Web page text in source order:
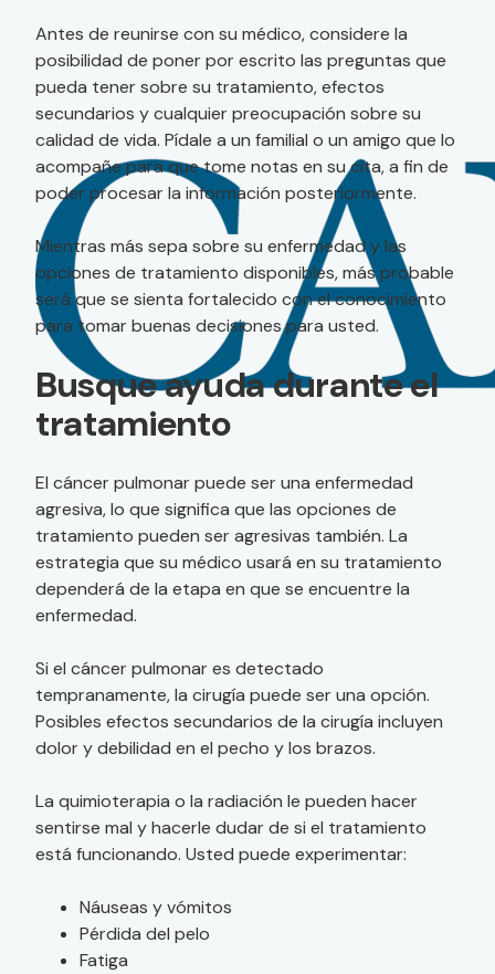
Antes de reunirse con su médico, considere la
posibilidad de poner por escrito las preguntas que
pueda tener sobre su tratamiento, efectos
secundarios y cualquier preocupación sobre su
calidad de vida. Pídale a un familial o un amigo que lo
acompañe para que tome notas en su cita, a fin de
poder procesar la información posteriormente.
Mientras más sepa sobre su enfermedad y las
opciones de tratamiento disponibles, más probable
será que se sienta fortalecido con el conocimiento
para tomar buenas decisiones para usted.
Busque ayuda durante el
tratamiento
El cáncer pulmonar puede ser una enfermedad
agresiva, lo que significa que las opciones de
tratamiento pueden ser agresivas también. La
estrategia que su médico usará en su tratamiento
dependerá de la etapa en que se encuentre la
enfermedad.
Si el cáncer pulmonar es detectado
tempranamente, la cirugía puede ser una opción.
Posibles efectos secundarios de la cirugía incluyen
dolor y debilidad en el pecho y los brazos.
La quimioterapia o la radiación le pueden hacer
sentirse mal y hacerle dudar de si el tratamiento
está funcionando. Usted puede experimentar:
Náuseas y vómitos
Pérdida del pelo
Fatiga